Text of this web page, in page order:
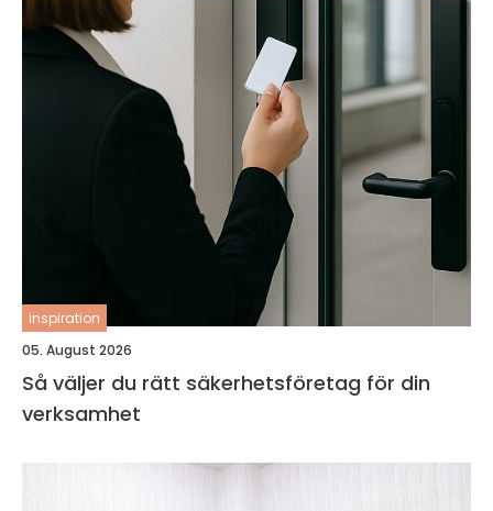
inspiration
05. August 2026
Så väljer du rätt säkerhetsföretag för din
verksamhet